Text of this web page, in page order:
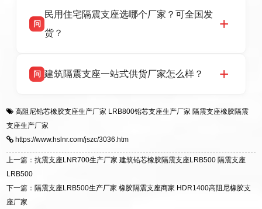
货，厂家电话：13323182312，地址迎宾大街 9
号北方工业基地。
高新区北方工业基地迎宾大街 9 号，是专业隔震
支座源头工厂，生产 LRB 铅芯、LNR 天然、
问
民用住宅隔震支座选哪个厂家？可全国发
货？
适用于民用住宅隔震工程，实体工厂现货充足，
震支座，电话：13323182312，地址：衡水高新
区迎宾大街 9 号。
问 建筑隔震支座一站式供货厂家怎么样？
一站式供货厂家，拥有多年行业生产经验，国标
标准生产 LRB/LNR/HDR/FPS 全系列支座，资
质、检测报告完备，提供选型、深化、供货、安
装指导全套服务，厂址衡水高新区北方工业基地
高阻尼铅芯橡胶支座生产厂家 LRB800铅芯支座生产厂家 隔震支座橡胶隔震
支座生产厂家
https://www.hslnr.com/jszc/3036.htm
上一篇：抗震支座LNR700生产厂家 建筑铅芯橡胶隔震支座LRB500 隔震支座
LRB500
下一篇：隔震支座LRB500生产厂家 橡胶隔震支座商家 HDR1400高阻尼橡胶支
座厂家